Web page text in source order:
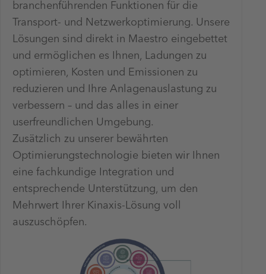
branchenführenden Funktionen für die
Transport- und Netzwerkoptimierung. Unsere
Lösungen sind direkt in Maestro eingebettet
und ermöglichen es Ihnen, Ladungen zu
optimieren, Kosten und Emissionen zu
reduzieren und Ihre Anlagenauslastung zu
verbessern – und das alles in einer
userfreundlichen Umgebung.
Zusätzlich zu unserer bewährten
Optimierungstechnologie bieten wir Ihnen
eine fachkundige Integration und
entsprechende Unterstützung, um den
Mehrwert Ihrer Kinaxis-Lösung voll
auszuschöpfen.